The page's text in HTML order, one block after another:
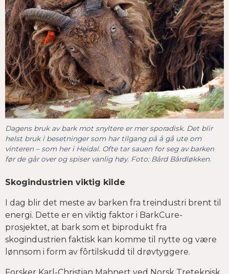
Dagens bruk av bark mot snyltere er mer sporadisk. Det blir
helst bruk i besetninger som har tilgang på å gå ute om
vinteren – som her i Heidal. Ofte tar sauen for seg av barken
før de går over og spiser vanlig høy. Foto: Bård Bårdløkken.
Skogindustrien viktig kilde
I dag blir det meste av barken fra treindustri brent til
energi. Dette er en viktig faktor i BarkCure-
prosjektet, at bark som et biprodukt fra
skogindustrien faktisk kan komme til nytte og være
lønnsom i form av fôrtilskudd til drøvtyggere.